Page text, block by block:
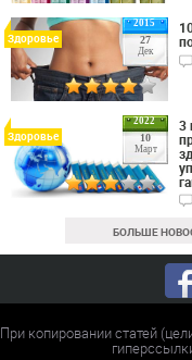
2015
27
Дек
Здоровье
2022
10
Март
Здоровье
3
БОЛЬШЕ
При копировании статей